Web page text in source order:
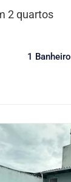
2 quartos
1 Banheiro